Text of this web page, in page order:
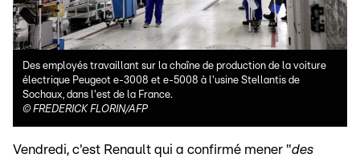
Des employés travaillant sur la chaîne de production de la voiture
électrique Peugeot e-3008 et e-5008 à l'usine Stellantis de
Sochaux, dans l'est de la France.
© FREDERICK FLORIN/AFP
Vendredi, c'est Renault qui a confirmé mener "des